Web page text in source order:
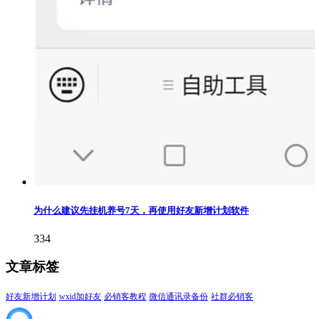
为什么建议先挂机养号7天，再使用好友新增计划软件
334
文章标签
好友新增计划 wxid加好友 必销客教程 微信通讯录备份 社群必销客